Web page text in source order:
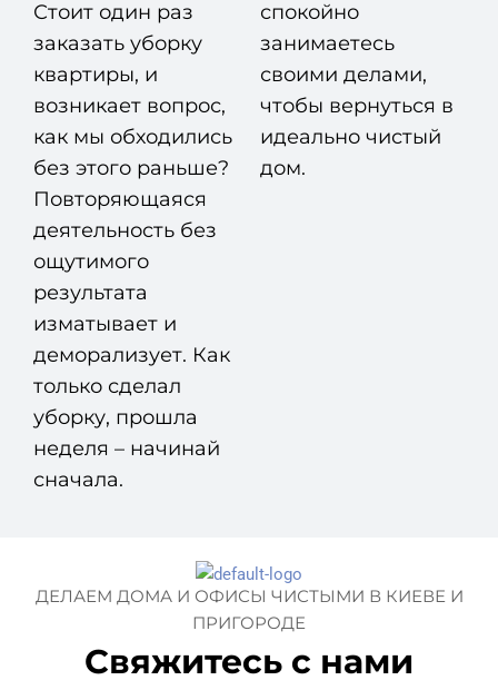
Стоит один раз
заказать уборку
квартиры, и
возникает вопрос,
как мы обходились
без этого раньше?
Повторяющаяся
деятельность без
ощутимого
результата
изматывает и
деморализует. Как
только сделал
уборку, прошла
неделя – начинай
сначала.
спокойно
занимаетесь
своими делами,
чтобы вернуться в
идеально чистый
дом.
ДЕЛАЕМ ДОМА И ОФИСЫ ЧИСТЫМИ В КИЕВЕ И
ПРИГОРОДЕ
Свяжитесь с нами